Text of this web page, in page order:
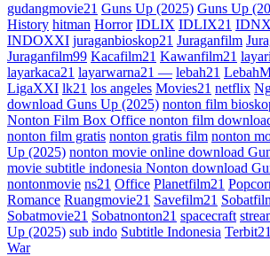
gudangmovie21 Guns Up (2025) Guns Up
History hitman Horror IDLIX IDLIX21
INDOXXI juraganbioskop21 Juraganfilm
Juraganfilm99 Kacafilm21 Kawanfilm21
layarkaca21 layarwarna21 — lebah21
LigaXXI lk21 los angeles Movies21 netflix
download Guns Up (2025) nonton film
Nonton Film Box Office nonton film
nonton film gratis nonton gratis film nonton
Up (2025) nonton movie online download
movie subtitle indonesia Nonton download
nontonmovie ns21 Office Planetfilm21
Romance Ruangmovie21 Savefilm21
Sobatmovie21 Sobatnonton21 spacecraft
Up (2025) sub indo Subtitle Indonesia Terbit21
War